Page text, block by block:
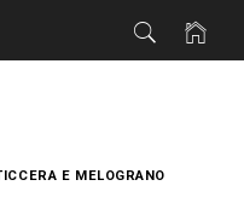
E MELOGRANO